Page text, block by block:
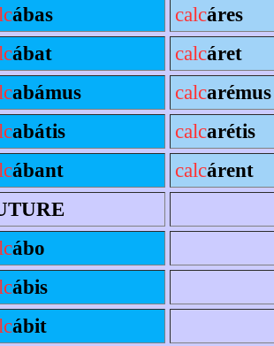
ábas calcáres
ábat calcáret
abámus calcarémus
abátis calcarétis
ábant calcárent
ábo
ábis
ábit